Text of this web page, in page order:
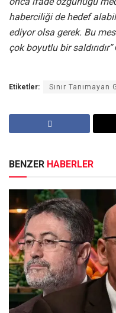
haberciliği de hedef
ediyor olsa gerek. Bu
çok boyutlu bir saldırıdır”
Etiketler: Sınır
BENZER HABERLER